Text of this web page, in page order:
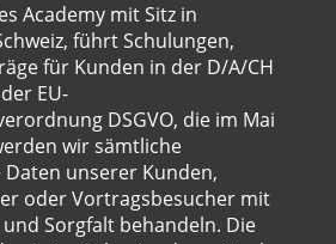
Academy mit Sitz in
führt Schulungen,
für Kunden in der D/A/CH
EU-
DSGVO, die im Mai
wir sämtliche
unserer Kunden,
oder Vortragsbesucher mit
Sorgfalt behandeln. Die